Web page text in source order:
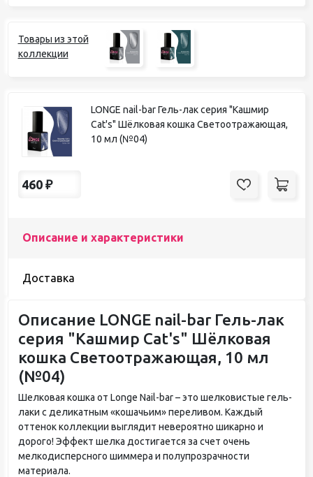
Товары из этой
коллекции
LONGE nail-bar Гель-лак серия "Кашмир
Cat's" Шёлковая кошка Светоотражающая,
10 мл (№04)
460 ₽
Описание и характеристики
Доставка
Описание LONGE nail-bar Гель-лак
серия "Кашмир Cat's" Шёлковая
кошка Светоотражающая, 10 мл
(№04)
Шелковая кошка от Longe Nail-bar – это шелковистые гель-
лаки с деликатным «кошачьим» переливом. Каждый
оттенок коллекции выглядит невероятно шикарно и
дорого! Эффект шелка достигается за счет очень
мелкодисперсного шиммера и полупрозрачности
материала.